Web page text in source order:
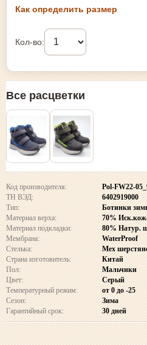
Как определить размер
Кол-во:
Все расцветки
Код производителя:
Pol-FW22-
ТН ВЭД:
6402919000
Тип:
Ботинки
Материал верха:
70%
Материал подкладки:
80% Натур.
Мембрана:
WaterProof
Стелька:
Мех
Страна изготовитель:
Китай
Пол:
Мальчики
Цвет:
Серый
Температурный режим:
от 0 до -25
Сезон:
Зима
Гарантийный срок:
30 дней